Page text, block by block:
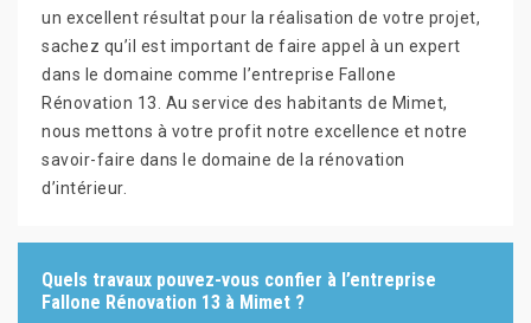
un excellent résultat pour la réalisation de votre projet,
sachez qu’il est important de faire appel à un expert
dans le domaine comme l’entreprise Fallone
Rénovation 13. Au service des habitants de Mimet,
nous mettons à votre profit notre excellence et notre
savoir-faire dans le domaine de la rénovation
d’intérieur.
Quels travaux pouvez-vous confier à l’entreprise
Fallone Rénovation 13 à Mimet ?